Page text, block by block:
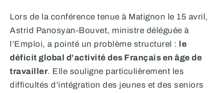
Lors de la conférence tenue à Matignon le 15 avril,
Astrid Panosyan-Bouvet, ministre déléguée à
l’Emploi, a pointé un problème structurel : le
déficit global d’activité des Français en âge de
travailler. Elle souligne particulièrement les
difficultés d’intégration des jeunes et des seniors